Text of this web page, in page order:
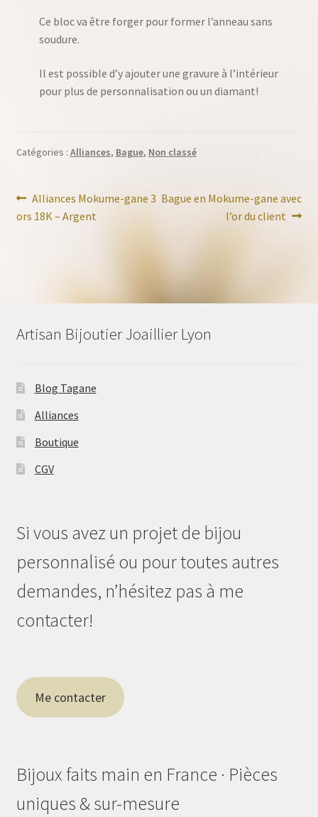
Ce bloc va être forger pour former l’anneau sans
soudure.
Il est possible d’y ajouter une gravure à l’intérieur
pour plus de personnalisation ou un diamant!
Catégories : Alliances, Bague, Non classé
Navigation
de
Article
précédent :
Alliances Mokume-gane 3
ors 18K – Argent
Article
Bague en Mokume-gane avec
l’or du client
Artisan Bijoutier Joaillier Lyon
Blog Tagane
Alliances
Boutique
CGV
Si vous avez un projet de bijou
personnalisé ou pour toutes autres
demandes, n’hésitez pas à me
contacter!
Me contacter
Bijoux faits main en France · Pièces
uniques & sur-mesure